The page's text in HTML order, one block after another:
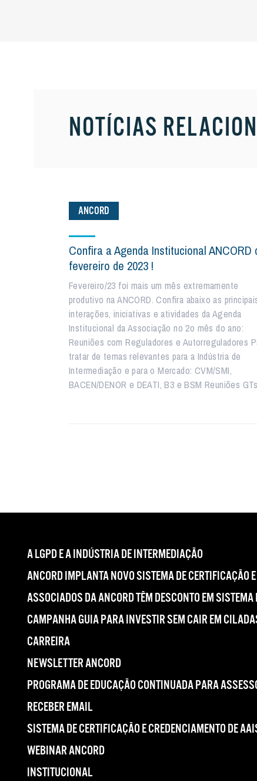
NOTÍCIAS
ANCORD
Confira a Agenda Institucional ANCORD
fevereiro de 2023 !
Fevereiro/23 foi mais um mês extremamente
produtivo na ANCORD. Confira abaixo as
interações, iniciativas e atividades da Agenda
Institucional da Associação no 2o mês do ano:
Reuniões com Reguladores e Autorreguladores
tratar de temas relevantes para a Indústria de
Intermediação e para o Mercado: CVM/SMI,
BACEN/DENOR e DEATI, B3 e BSM Reuniões
A LGPD E A INDÚSTRIA DE INTERMEDIAÇÃO
ANCORD IMPLANTA NOVO SISTEMA DE CERTIFICAÇÃO
ASSOCIADOS DA ANCORD TÊM DESCONTO EM
CAMPANHA GUIA PARA INVESTIR SEM CAIR EM
CARREIRA
NEWSLETTER ANCORD
PROGRAMA DE EDUCAÇÃO CONTINUADA PARA
RECEBER EMAIL
SISTEMA DE CERTIFICAÇÃO E CREDENCIAMENTO DE
WEBINAR ANCORD
INSTITUCIONAL